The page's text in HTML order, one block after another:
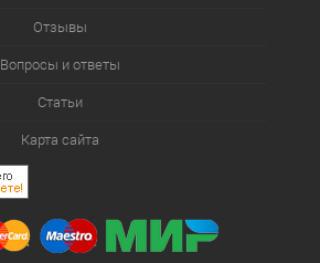
Отзывы
Вопросы и ответы
Статьи
Карта сайта